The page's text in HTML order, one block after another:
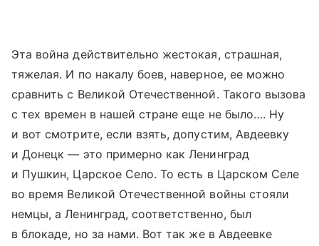
Эта война действительно жестокая, страшная,
тяжелая. И по накалу боев, наверное, ее можно
сравнить с Великой Отечественной. Такого вызова
с тех времен в нашей стране еще не было…. Ну
и вот смотрите, если взять, допустим, Авдеевку
и Донецк — это примерно как Ленинград
и Пушкин, Царское Село. То есть в Царском Селе
во время Великой Отечественной войны стояли
немцы, а Ленинград, соответственно, был
в блокаде, но за нами. Вот так же в Авдеевке